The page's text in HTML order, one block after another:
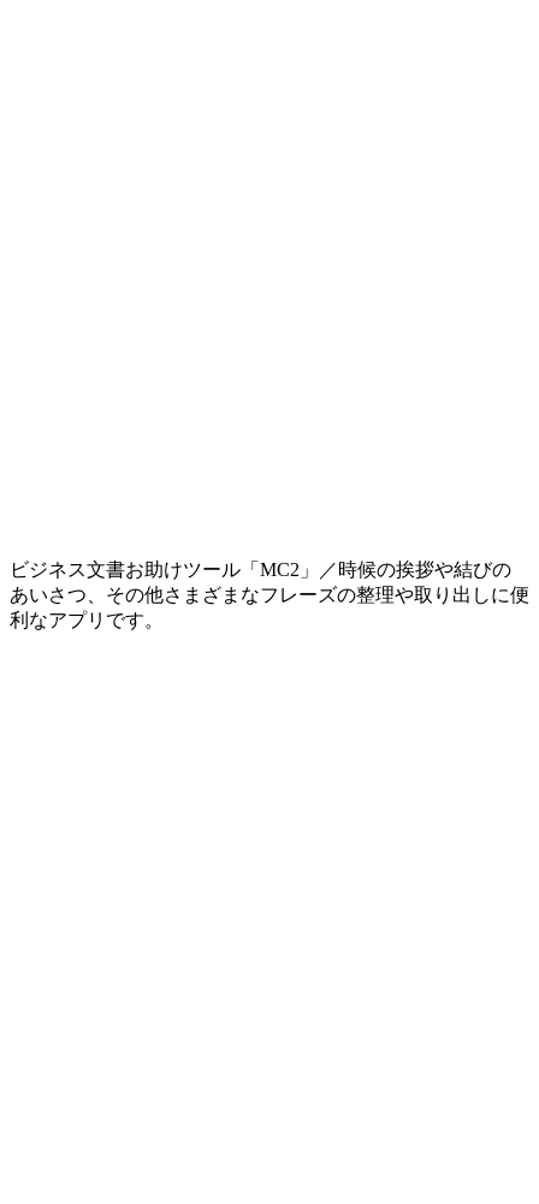
ビジネス文書お助けツール「MC2」／時候の挨拶や結びの
あいさつ、その他さまざまなフレーズの整理や取り出しに便
利なアプリです。